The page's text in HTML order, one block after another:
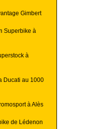
Gimbert
Superbike à
à
Ducati au 1000
à Alès
de Lédenon